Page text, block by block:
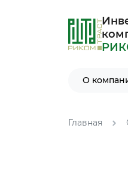
О
Главная